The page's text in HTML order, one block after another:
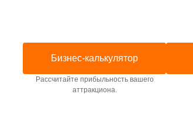
Бизнес-калькулятор
Рассчитайте прибыльность вашего
аттракциона.